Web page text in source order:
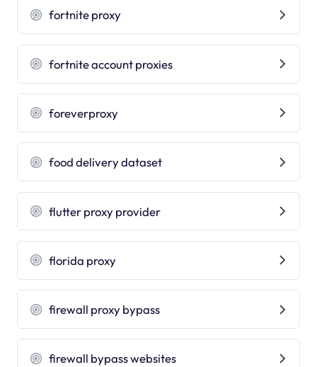
fortnite proxy
fortnite account proxies
foreverproxy
food delivery dataset
flutter proxy provider
florida proxy
firewall proxy bypass
firewall bypass websites